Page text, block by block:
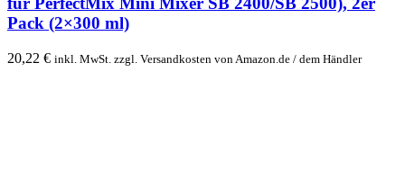
Pack (2×300 ml)
20,22 € inkl. MwSt. zzgl. Versandkosten von Amazon.de / dem Händler